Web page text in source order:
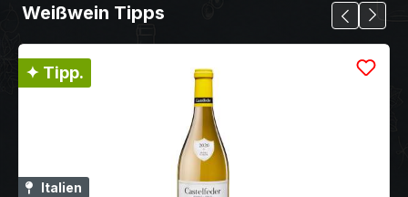
Weißwein Tipps
✦ Tipp.
Italien